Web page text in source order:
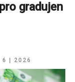
gradujen
6 | 2026